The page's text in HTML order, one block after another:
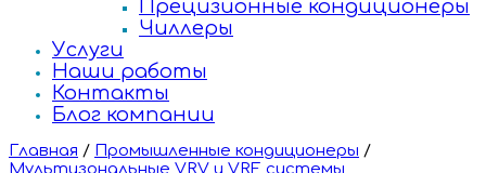
Прецизионные кондиционеры
Чиллеры
Услуги
Наши работы
Контакты
Блог компании
Главная / Промышленные кондиционеры /
Мультизональные VRV и VRF системы